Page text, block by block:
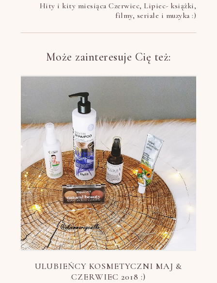
Hity i kity miesiąca Czerwiec, Lipiec- książki,
filmy, seriale i muzyka :)
Może zainteresuje Cię też:
ULUBIEŃCY KOSMETYCZNI MAJ &
CZERWIEC 2018 :)